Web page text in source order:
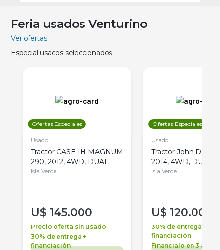
Feria usados Venturino
Ver ofertas
Especial usados seleccionados
Ofertas Especiales
Usado
Tractor CASE IH MAGNUM
290, 2012, 4WD, DUAL
Isla Verde
U$ 145.000
Precio oferta sin usado
30% de entrega +
financiación
Ofertas Especiales
Usado
Tractor John Deere
2014, 4WD, DUAL
Isla Verde
U$ 120.000
30% de entrega +
financiación
Financialo en 3 años